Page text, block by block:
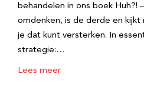
behandelen in ons boek Huh?!
omdenken, is de derde en
je dat kunt versterken. In
strategie:…
Lees meer